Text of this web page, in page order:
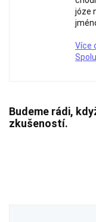
józe
Více
Budeme rádi,
zkušeností.